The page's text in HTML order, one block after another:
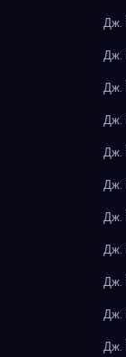
Дж.
Дж.
Дж.
Дж.
Дж.
Дж.
Дж.
Дж.
Дж.
Дж.
Дж.